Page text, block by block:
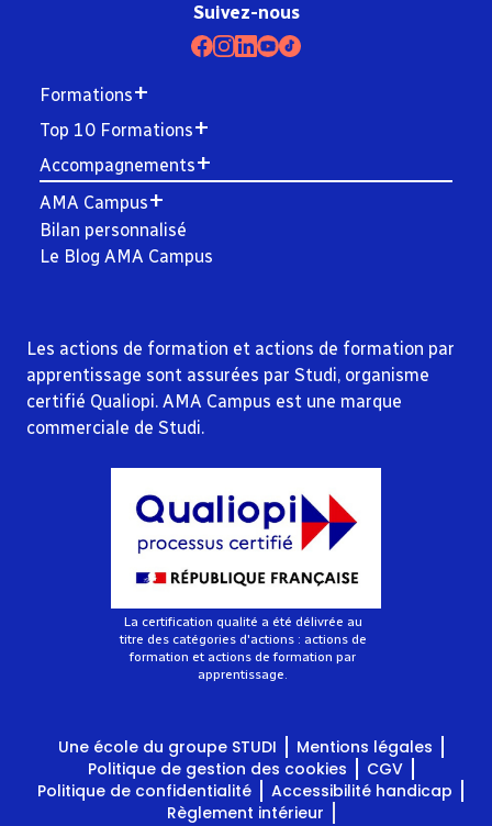
Suivez-nous
Formations
Top 10 Formations
Accompagnements
AMA Campus
Bilan personnalisé
Le Blog AMA Campus
Les actions de formation et actions de formation par
apprentissage sont assurées par Studi, organisme
certifié Qualiopi. AMA Campus est une marque
commerciale de Studi.
La certification qualité a été délivrée au
titre des catégories d'actions : actions de
formation et actions de formation par
apprentissage.
Une école du groupe STUDI
Mentions légales
Politique de gestion des cookies
CGV
Politique de confidentialité
Accessibilité handicap
Règlement intérieur